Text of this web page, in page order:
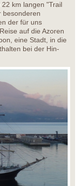
km langen "Trail
besonderen
der für uns
auf die Azoren
eine Stadt, in die
bei der Hin-